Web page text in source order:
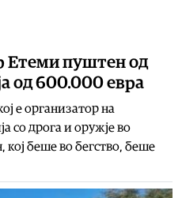
Етеми пуштен од
од 600.000 евра
е организатор на
со дрога и оружје во
беше во бегство, беше